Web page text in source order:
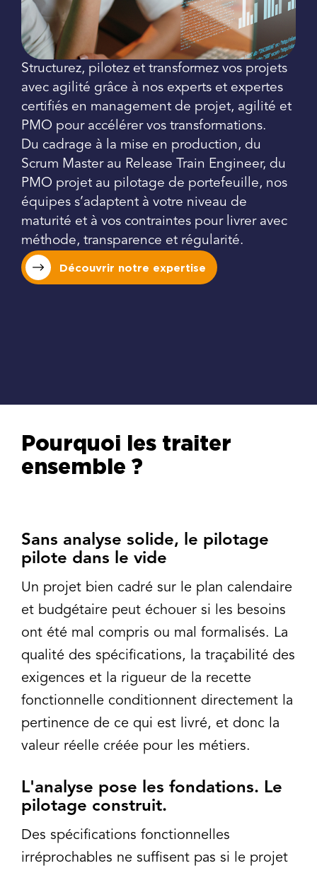
Structurez, pilotez et transformez vos projets
avec agilité grâce à nos experts et expertes
certifiés en management de projet, agilité et
PMO pour accélérer vos transformations.
Du cadrage à la mise en production, du
Scrum Master au Release Train Engineer, du
PMO projet au pilotage de portefeuille, nos
équipes s’adaptent à votre niveau de
maturité et à vos contraintes pour livrer avec
méthode, transparence et régularité.
Découvrir notre expertise
Pourquoi les traiter
ensemble ?
Sans analyse solide, le pilotage
pilote dans le vide
Un projet bien cadré sur le plan calendaire
et budgétaire peut échouer si les besoins
ont été mal compris ou mal formalisés. La
qualité des spécifications, la traçabilité des
exigences et la rigueur de la recette
fonctionnelle conditionnent directement la
pertinence de ce qui est livré, et donc la
valeur réelle créée pour les métiers.
L'analyse pose les fondations. Le
pilotage construit.
Des spécifications fonctionnelles
irréprochables ne suffisent pas si le projet